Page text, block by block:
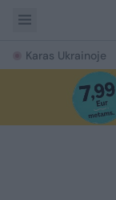
Karas Ukrainoje